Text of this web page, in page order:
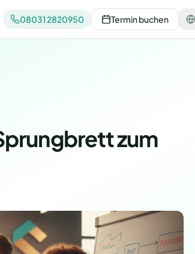
08031 2820950 Termin buchen
zum